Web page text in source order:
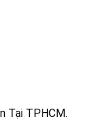
Tại TPHCM.